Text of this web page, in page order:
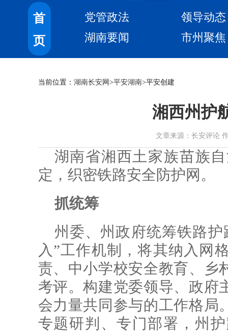
首
页
党管政法
领导动态
湖南要闻
市州聚焦
当前位置： 湖南长安网 >平安湖南>平安创建
湘西州护
文章来源：长安评论
湖南省湘西土家族苗族
定，织密铁路安全防护网。
抓统筹
州委、州政府统筹铁路
入”工作机制，将其纳入网
责、中小学校安全教育、乡
考评。构建党委领导、政府
会力量共同参与的工作格局
专题研判、专门部署，州